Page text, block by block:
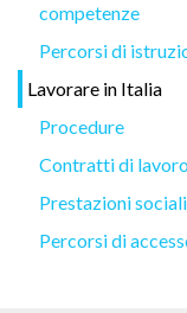
competenze
Percorsi di
Lavorare in Italia
Procedure
Contratti di lavoro
Prestazioni
Percorsi di